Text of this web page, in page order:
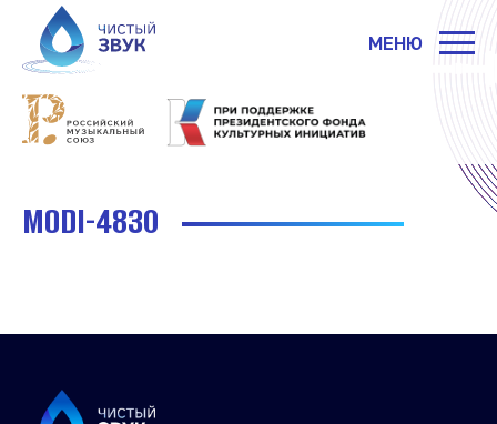
МЕНЮ
MODI-4830